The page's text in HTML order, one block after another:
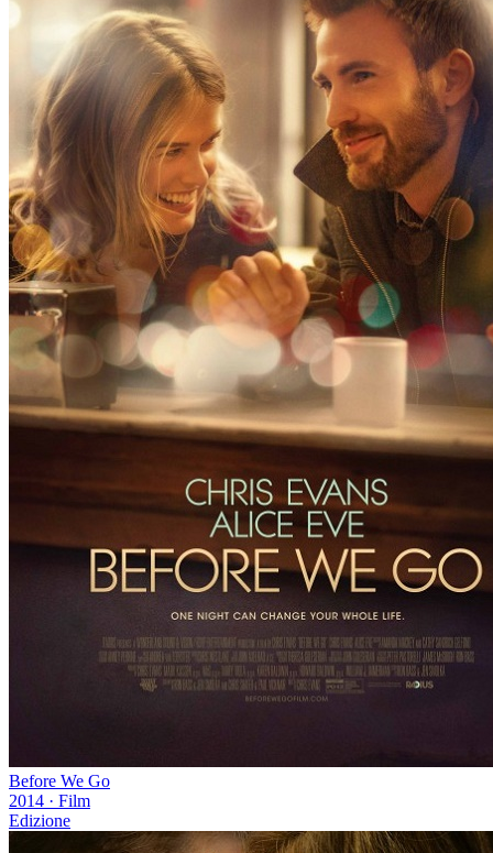
Before We Go
2014 · Film
Edizione